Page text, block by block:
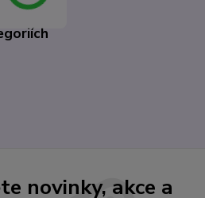
novinky, akce a